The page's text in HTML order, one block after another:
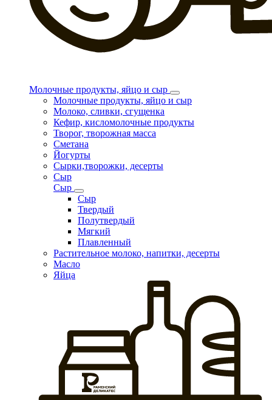
Молочные продукты, яйцо и сыр
Молочные продукты, яйцо и сыр
Молоко, сливки, сгущенка
Кефир, кисломолочные продукты
Творог, творожная масса
Сметана
Йогурты
Сырки,творожки, десерты
Сыр
Сыр
Сыр
Твердый
Полутвердый
Мягкий
Плавленный
Растительное молоко, напитки, десерты
Масло
Яйца